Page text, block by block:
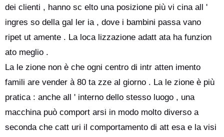
dei clienti , hanno sc elto una posizione più vi cina all '
ingres so della gal ler ia , dove i bambini passa vano
ripet ut amente . La loca lizzazione adatt ata ha funzion
ato meglio .
La le zione non è che ogni centro di intr atten imento
famili are vender à 80 ta zze al giorno . La le zione è più
pratica : anche all ' interno dello stesso luogo , una
macchina può comport arsi in modo molto diverso a
seconda che catt uri il comportamento di att esa e la visi